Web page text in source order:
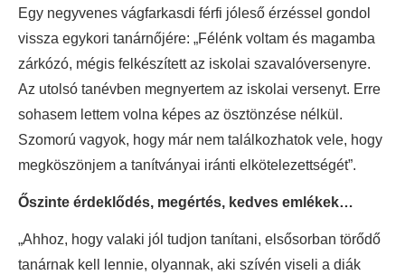
Egy negyvenes vágfarkasdi férfi jóleső érzéssel gondol
vissza egykori tanárnőjére: „Félénk voltam és magamba
zárkózó, mégis felkészített az iskolai szavalóversenyre.
Az utolsó tanévben megnyertem az iskolai versenyt. Erre
sohasem lettem volna képes az ösztönzése nélkül.
Szomorú vagyok, hogy már nem találkozhatok vele, hogy
megköszönjem a tanítványai iránti elkötelezettségét”.
Őszinte érdeklődés, megértés, kedves emlékek…
„Ahhoz, hogy valaki jól tudjon tanítani, elsősorban törődő
tanárnak kell lennie, olyannak, aki szívén viseli a diák